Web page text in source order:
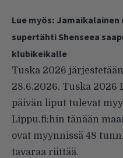
Lue myös: Jamaikalainen
supertähti Shenseea
klubikeikalle
Tuska 2026
28.6.2026. Tuska 2026
päivän liput tulevat
Lippu.fi:hin tänään
ovat myynnissä 48
tavaraa riittää.